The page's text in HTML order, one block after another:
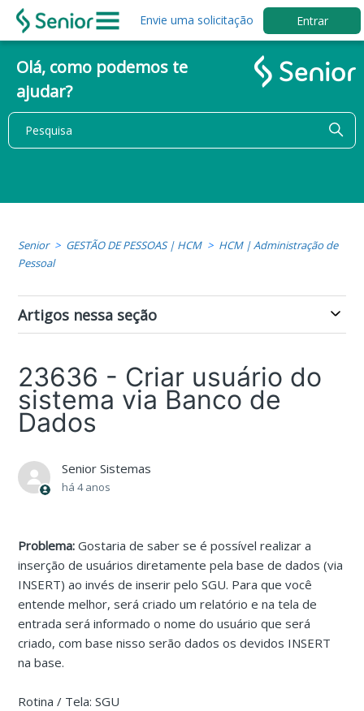
Envie uma solicitação Entrar
Olá, como podemos te
ajudar?
Senior GESTÃO DE PESSOAS | HCM
HCM | Administração de
Pessoal
Artigos nessa seção
23636 - Criar usuário do
sistema via Banco de
Dados
Senior Sistemas
há 4 anos
Problema:Gostaria de saber se é possível realizar a
inserção de usuários diretamente pela base de dados (via
INSERT) ao invés de inserir pelo SGU. Para que você
entende melhor, será criado um relatório e na tela de
entrada será informado o nome do usuário que será
criado, com base nisso serão dados os devidos INSERT
na base.
Rotina / Tela: SGU